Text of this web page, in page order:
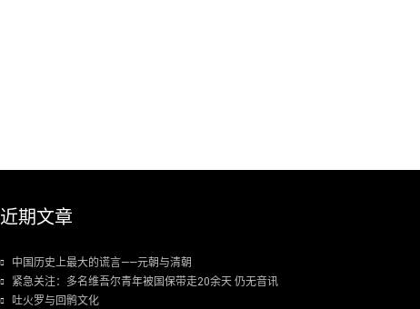
近期文章
中国历史上最大的谎言——元朝与清朝
紧急关注：多名维吾尔青年被国保带走20余天 仍无音讯
吐火罗与回鹘文化